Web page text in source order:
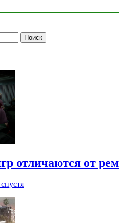
отличаются от